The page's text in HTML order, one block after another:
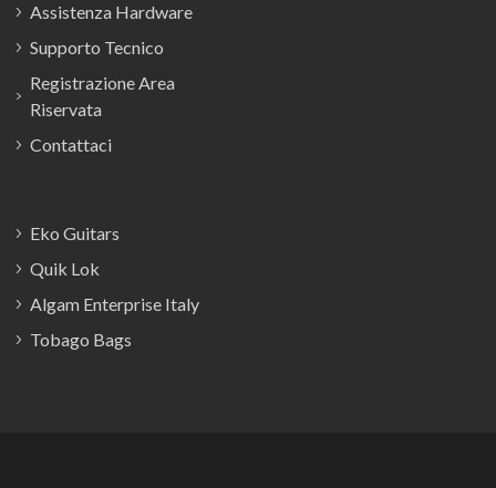
Assistenza Hardware
Supporto Tecnico
Registrazione Area
Riservata
Contattaci
Eko Guitars
Quik Lok
Algam Enterprise Italy
Tobago Bags